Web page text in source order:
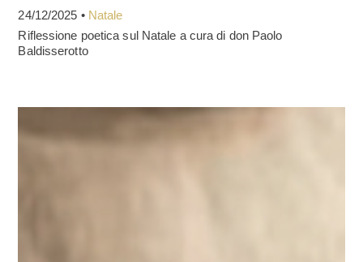
24/12/2025 • Natale
Riflessione poetica sul Natale a cura di don Paolo
Baldisserotto